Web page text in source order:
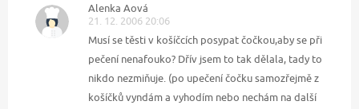
Alenka Aová
21. 12. 2006 20:06
Musí se těsti v košíčcích posypat čočkou,aby se při
pečení nenafouko? Dřív jsem to tak dělala, tady to
nikdo nezmiňuje. (po upečení čočku samozřejmě z
košíčků vyndám a vyhodím nebo nechám na další